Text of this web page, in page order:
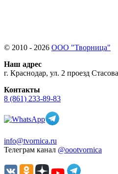
© 2010 - 2026 ООО "Творница"
Наш адрес
г. Краснодар, ул. 2 проезд
Контакты
8 (861) 233-89-83
info@tvornica.ru
Телеграм канал @oootvornica